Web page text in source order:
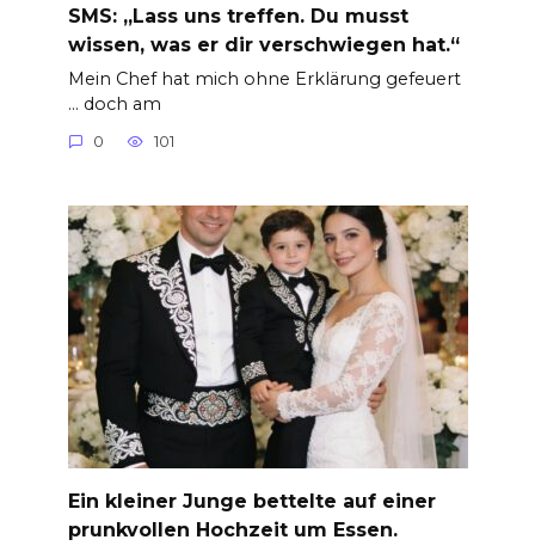
SMS: „Lass uns treffen. Du musst
wissen, was er dir verschwiegen hat.“
Mein Chef hat mich ohne Erklärung gefeuert
… doch am
0 101
Ein kleiner Junge bettelte auf einer
prunkvollen Hochzeit um Essen.